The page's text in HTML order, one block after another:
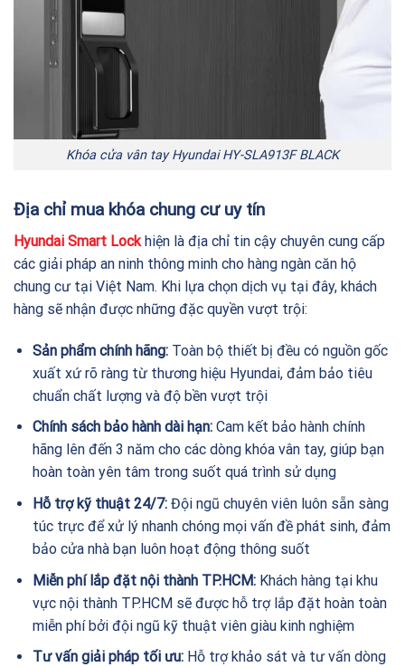
Khóa cửa vân tay Hyundai HY-SLA913F BLACK
Địa chỉ mua khóa chung cư uy tín
Hyundai Smart Lockhiện là địa chỉ tin cậy chuyên cung cấp
các giải pháp an ninh thông minh cho hàng ngàn căn hộ
chung cư tại Việt Nam. Khi lựa chọn dịch vụ tại đây, khách
hàng sẽ nhận được những đặc quyền vượt trội:
Sản phẩm chính hãng:Toàn bộ thiết bị đều có nguồn gốc
xuất xứ rõ ràng từ thương hiệu Hyundai, đảm bảo tiêu
chuẩn chất lượng và độ bền vượt trội
Chính sách bảo hành dài hạn:Cam kết bảo hành chính
hãng lên đến 3 năm cho các dòng khóa vân tay, giúp bạn
hoàn toàn yên tâm trong suốt quá trình sử dụng
Hỗ trợ kỹ thuật 24/7:Đội ngũ chuyên viên luôn sẵn sàng
túc trực để xử lý nhanh chóng mọi vấn đề phát sinh, đảm
bảo cửa nhà bạn luôn hoạt động thông suốt
Miễn phí lắp đặt nội thành TP.HCM:Khách hàng tại khu
vực nội thành TP.HCM sẽ được hỗ trợ lắp đặt hoàn toàn
miễn phí bởi đội ngũ kỹ thuật viên giàu kinh nghiệm
Tư vấn giải pháp tối ưu:Hỗ trợ khảo sát và tư vấn dòng